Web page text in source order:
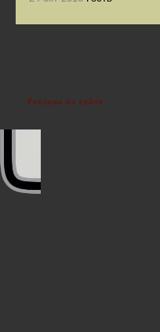
Реклама на сайте